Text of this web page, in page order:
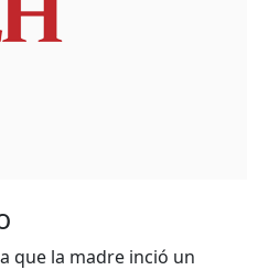
que la madre inció un